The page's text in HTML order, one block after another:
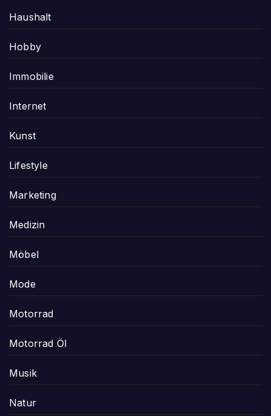
Haushalt
Hobby
Immobilie
Internet
Kunst
Lifestyle
Marketing
Medizin
Möbel
Mode
Motorrad
Motorrad Öl
Musik
Natur